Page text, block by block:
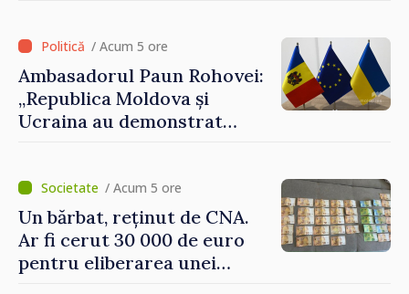
/ Acum 5 ore
Ambasadorul Paun Rohovei:
„Republica Moldova și
Ucraina au demonstrat
europeană”/ Acum 5 ore
Un bărbat, reținut de CNA.
Ar fi cerut 30 000 de euro
pentru eliberarea unei